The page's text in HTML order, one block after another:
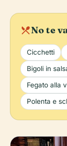
local_diningNo te
Cicchetti
Bigoli in
Fegato alla
Polenta e